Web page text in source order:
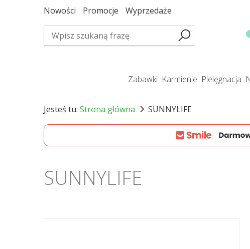
Nowości Promocje Wyprzedaże
zabawki karmienie pielęgnacja
Jesteś tu: Strona główna SUNNYLIFE
SUNNYLIFE